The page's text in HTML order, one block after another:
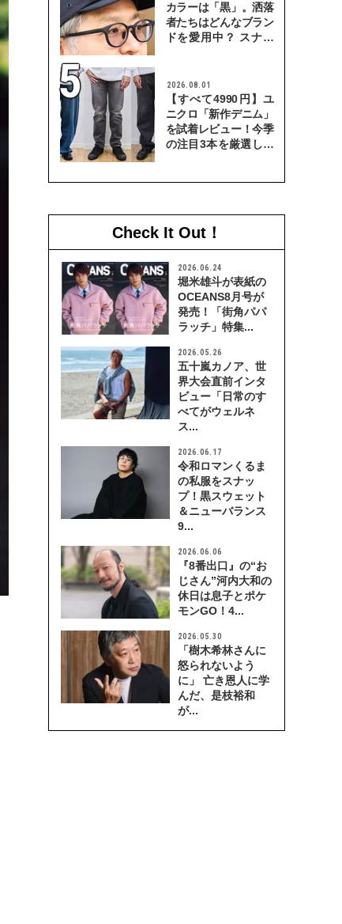
カラーは「黒」。洒落
者たちはどんなブラン
ドを愛用中？ スナッ
2026.08.01
【すべて4990円】ユ
ニクロ「新作デニム」
を試着レビュー！今季
の注目3本を厳選して
Check It Out！
2026.06.24
堀米雄斗が表紙の
OCEANS8月号が
発売！「街角パパ
ラッチ」特集...
2026.05.26
五十嵐カノア、世
界大会直前インタ
ビュー「日常のす
べてがウェルネ
ス...
2026.06.17
令和ロマンくるま
の私服をスナッ
プ！黒スウェット
＆ニューバランス
9...
2026.06.06
『8番出口』の“お
じさん”河内大和の
休日は息子とポケ
モンGO！4...
2026.05.30
「樹木希林さんに
怒られないよう
に」 亡き恩人に学
んだ、是枝裕和
が...